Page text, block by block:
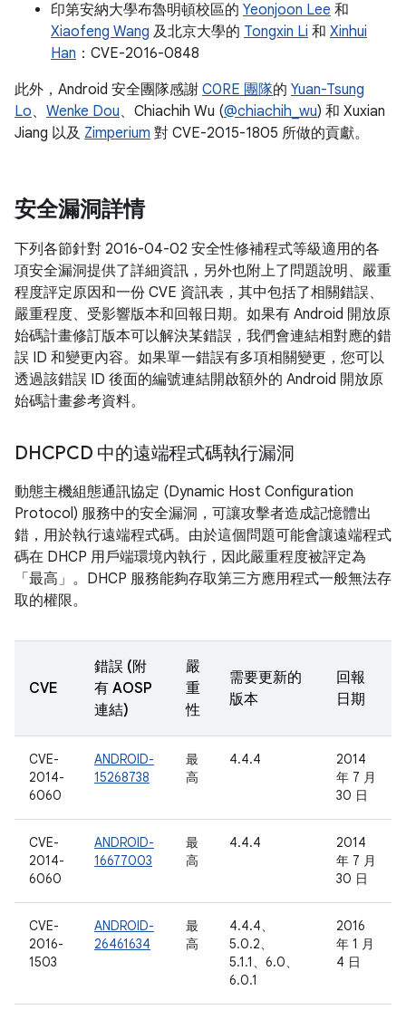
印第安納大學布魯明頓校區的 Yeonjoon Lee 和
Xiaofeng Wang 及北京大學的 Tongxin Li 和 Xinhui
Han ：CVE-2016-0848
此外，Android 安全團隊感謝 C0RE 團隊的 Yuan-Tsung
Lo、 Wenke Dou、Chiachih Wu (@chiachih_wu) 和 Xuxian
Jiang 以及 Zimperium 對 CVE-2015-1805 所做的貢獻。
安全漏洞詳情
下列各節針對 2016-04-02 安全性修補程式等級適用的各
項安全漏洞提供了詳細資訊，另外也附上了問題說明、嚴重
程度評定原因和一份 CVE 資訊表，其中包括了相關錯誤、
嚴重程度、受影響版本和回報日期。如果有 Android 開放原
始碼計畫修訂版本可以解決某錯誤，我們會連結相對應的錯
誤 ID 和變更內容。如果單一錯誤有多項相關變更，您可以
透過該錯誤 ID 後面的編號連結開啟額外的 Android 開放原
始碼計畫參考資料。
DHCPCD 中的遠端程式碼執行漏洞
動態主機組態通訊協定 (Dynamic Host Configuration
Protocol) 服務中的安全漏洞，可讓攻擊者造成記憶體出
錯，用於執行遠端程式碼。由於這個問題可能會讓遠端程式
碼在 DHCP 用戶端環境內執行，因此嚴重程度被評定為
「最高」。DHCP 服務能夠存取第三方應用程式一般無法存
取的權限。
CVE
錯誤 (附
有 AOSP
連結)
嚴
重
性
需要更新的
版本
回報
日期
CVE-
2014-
6060
ANDROID-
15268738
最
高
4.4.4
2014
年 7 月
30 日
CVE-
2014-
6060
ANDROID-
16677003
最
高
4.4.4
2014
年 7 月
30 日
CVE-
2016-
1503
ANDROID-
26461634
最
高
4.4.4、
5.0.2、
5.1.1、6.0、
6.0.1
2016
年 1 月
4 日